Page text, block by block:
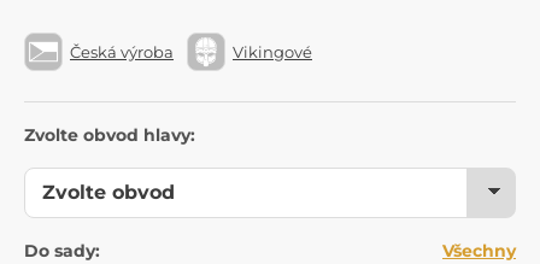
Česká výroba Vikingové
Zvolte obvod hlavy:
Do sady: Všechny